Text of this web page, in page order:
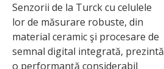
Senzorii de la Turck cu celulele
lor de măsurare robuste, din
material ceramic şi procesare de
semnal digital integrată, prezintă
o performanţă considerabil